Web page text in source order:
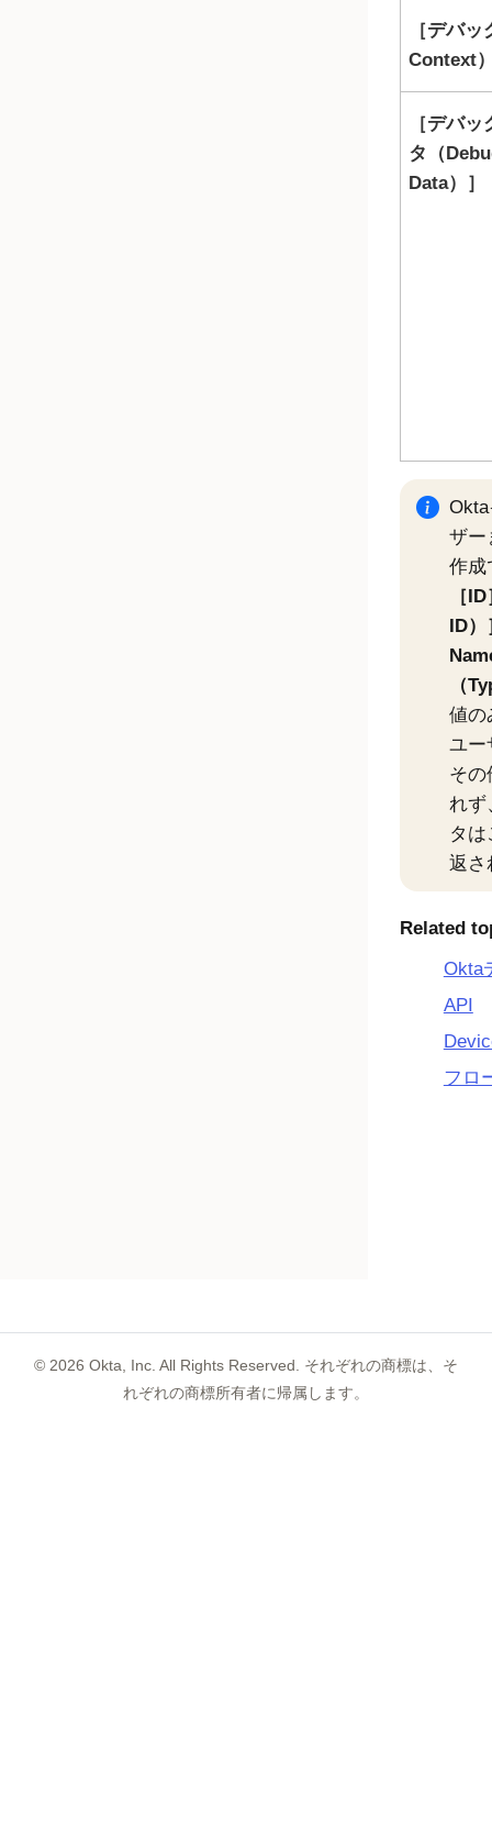
デバッ
Context
デバッ
タ（
Data）
Okta
ザー
作成
ID
ID）
（
値の
ユー
その
れず
タ
返さ
Related
Okta
API
フロ
© 2026 Okta, Inc. All Rights Reserved. それぞれの商標は、そ
れぞれの商標所有者に帰属します。